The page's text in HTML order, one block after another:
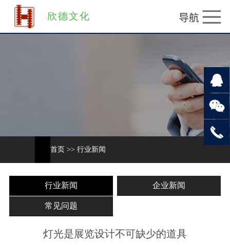
欣德文化
首页 >> 行业新闻
行业新闻 企业新闻
常见问题
灯光是展览设计不可缺少的道具